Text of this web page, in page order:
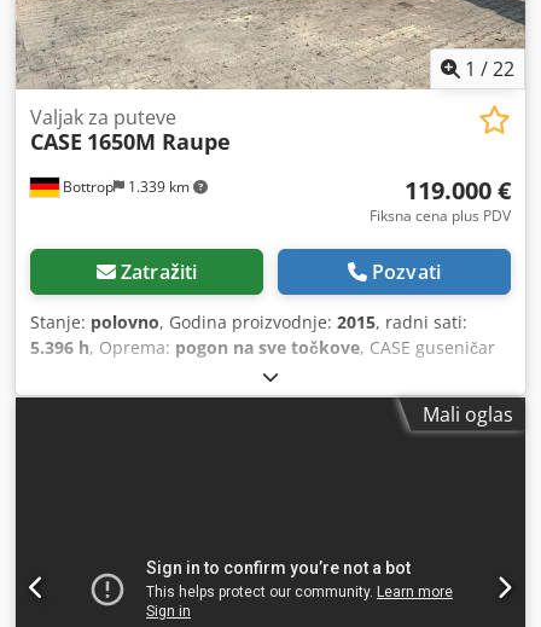
1 /22
Bottrop 1.339 km
Valjak za puteve
CASE 1650M Raupe
119.000 €
Fiksna cena plus PDV
Zatražiti Pozvati
Stanje: polovno, Godina proizvodnje: 2015, radni sati:
5.396 h, Oprema: pogon na sve točkove, CASE guseničar
Tip: 1650M Prazna masa: 19.200 kg Snaga: 122 kW Radnih
sati: 5.396 Oprema: - Grejanje sedišta Chedpezhyrmofx An
Uja - Klima uređaj - Radio - Zadnji ripper sa 3 zuba -Mali oglas